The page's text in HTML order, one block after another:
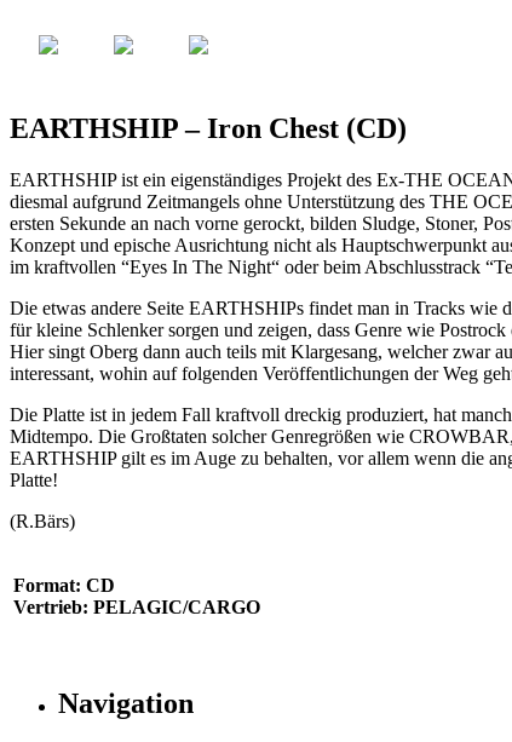
EARTHSHIP – Iron Chest (CD)
EARTHSHIP ist ein eigenständiges Projekt des Ex-THE
diesmal aufgrund Zeitmangels ohne Unterstützung des THE
ersten Sekunde an nach vorne gerockt, bilden Sludge, Stoner,
Konzept und epische Ausrichtung nicht als Hauptschwerpunkt
im kraftvollen “Eyes In The Night“ oder beim Abschlusstrack
Die etwas andere Seite EARTHSHIPs findet man in Tracks wie
für kleine Schlenker sorgen und zeigen, dass Genre wie
Hier singt Oberg dann auch teils mit Klargesang, welcher zwar
interessant, wohin auf folgenden Veröffentlichungen der Weg
Die Platte ist in jedem Fall kraftvoll dreckig produziert, hat
Midtempo. Die Großtaten solcher Genregrößen wie
EARTHSHIP gilt es im Auge zu behalten, vor allem wenn die
Platte!
(R.Bärs)
Format: CD
Vertrieb: PELAGIC/CARGO
Navigation